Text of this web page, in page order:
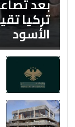
تركيا
الأسود